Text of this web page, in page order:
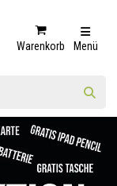
Warenkorb Menü